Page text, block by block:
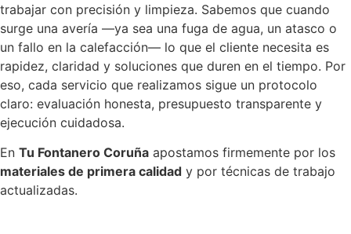
trabajar con precisión y limpieza. Sabemos que cuando
surge una avería —ya sea una fuga de agua, un atasco o
un fallo en la calefacción— lo que el cliente necesita es
rapidez, claridad y soluciones que duren en el tiempo. Por
eso, cada servicio que realizamos sigue un protocolo
claro: evaluación honesta, presupuesto transparente y
ejecución cuidadosa.
En Tu Fontanero Coruña apostamos firmemente por los
materiales de primera calidad y por técnicas de trabajo
actualizadas.